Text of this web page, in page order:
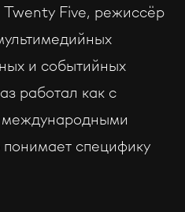
Five, режиссёр
и событийных
работал как с
международными
специфику